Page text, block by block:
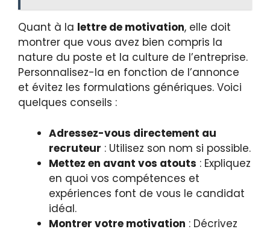
Quant à la lettre de motivation, elle doit
montrer que vous avez bien compris la
nature du poste et la culture de l’entreprise.
Personnalisez-la en fonction de l’annonce
et évitez les formulations génériques. Voici
quelques conseils :
Adressez-vous directement au
recruteur : Utilisez son nom si possible.
Mettez en avant vos atouts : Expliquez
en quoi vos compétences et
expériences font de vous le candidat
idéal.
Montrer votre motivation : Décrivez